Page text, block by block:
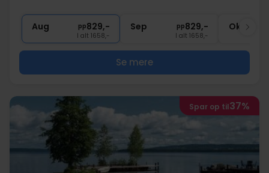
∞ Gratis internet og parkering
Aug pp829,-
I alt 1658,-
Sep pp829,-
I alt 1658,-
Okt
Se mere
Spar op til37%